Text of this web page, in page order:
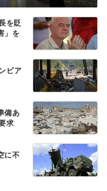
を貶
」を
ビア
備あ
求
に不